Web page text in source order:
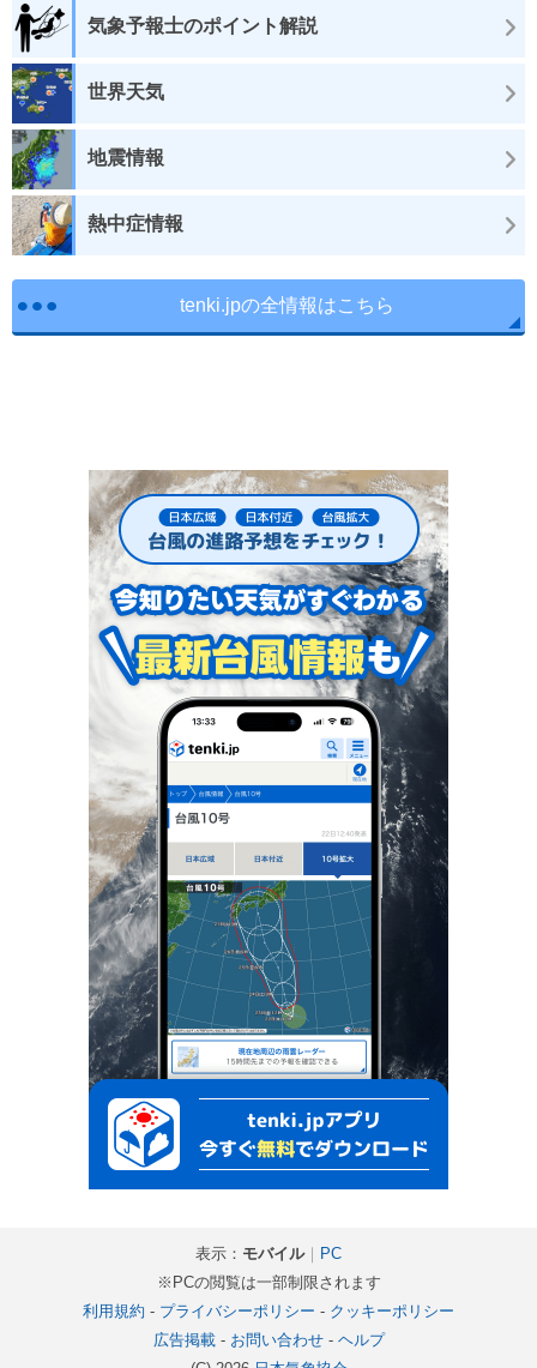
気象予報士のポイント解説
世界天気
地震情報
熱中症情報
tenki.jpの全情報はこちら
表示： モバイル｜
PC
※PCの閲覧は一部制限されます
利用規約 - プライバシーポリシー - クッキーポリシー
広告掲載- お問い合わせ- ヘルプ